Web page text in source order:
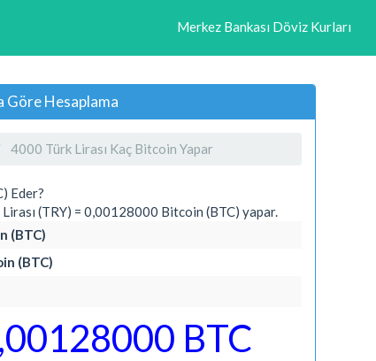
Merkez Bankası Döviz Kurları
Göre Hesaplama
4000 Türk Lirası Kaç Bitcoin Yapar
Eder?
(TRY) = 0,00128000 Bitcoin (BTC) yapar.
(BTC)
(BTC)
BTC